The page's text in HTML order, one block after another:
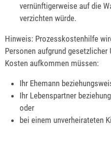
vernünftigerweise auf die
verzichten würde.
Hinweis: Prozesskostenhilfe
Personen aufgrund
Kosten aufkommen müssen:
Ihr Ehemann
Ihr Lebenspartner
oder
bei einem unverheirateten